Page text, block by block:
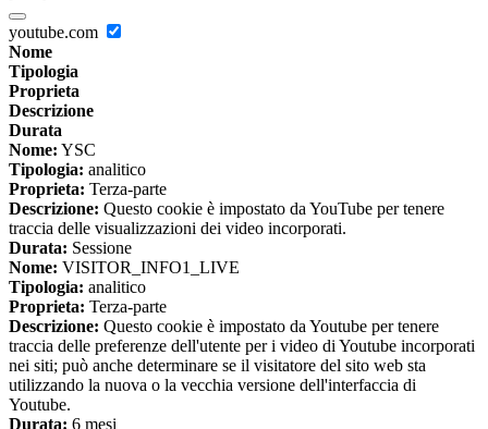
youtube.com
Nome
Tipologia
Proprieta
Descrizione
Durata
Nome: YSC
Tipologia: analitico
Proprieta: Terza-parte
Descrizione: Questo cookie è impostato da YouTube per tenere
traccia delle visualizzazioni dei video incorporati.
Durata: Sessione
Nome: VISITOR_INFO1_LIVE
Tipologia: analitico
Proprieta: Terza-parte
Descrizione: Questo cookie è impostato da Youtube per tenere
traccia delle preferenze dell'utente per i video di Youtube incorporati
nei siti; può anche determinare se il visitatore del sito web sta
utilizzando la nuova o la vecchia versione dell'interfaccia di
Youtube.
Durata: 6 mesi